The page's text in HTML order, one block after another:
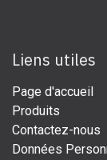
Liens utiles
Page d'accueil
Produits
Contactez-nous
Données